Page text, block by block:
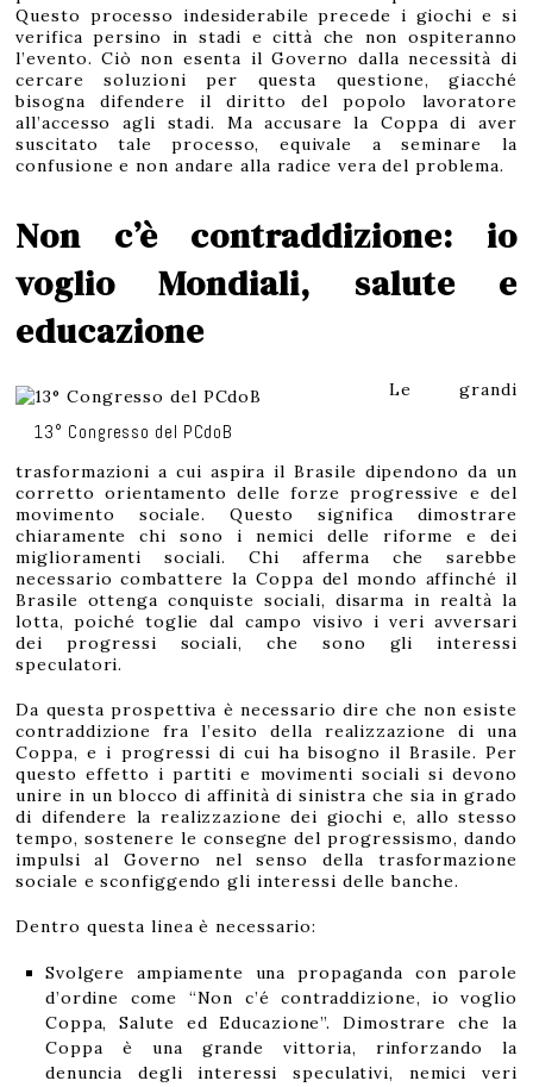
Questo processo indesiderabile precede i giochi e si
verifica persino in stadi e città che non ospiteranno
l’evento. Ciò non esenta il Governo dalla necessità di
cercare soluzioni per questa questione, giacché
bisogna difendere il diritto del popolo lavoratore
all’accesso agli stadi. Ma accusare la Coppa di aver
suscitato tale processo, equivale a seminare la
confusione e non andare alla radice vera del problema.
Non c’è contraddizione: io
voglio Mondiali, salute e
educazione
13° Congresso del PCdoB
Le grandi
trasformazioni a cui aspira il Brasile dipendono da un
corretto orientamento delle forze progressive e del
movimento sociale. Questo significa dimostrare
chiaramente chi sono i nemici delle riforme e dei
miglioramenti sociali. Chi afferma che sarebbe
necessario combattere la Coppa del mondo affinché il
Brasile ottenga conquiste sociali, disarma in realtà la
lotta, poiché toglie dal campo visivo i veri avversari
dei progressi sociali, che sono gli interessi
speculatori.
Da questa prospettiva è necessario dire che non esiste
contraddizione fra l’esito della realizzazione di una
Coppa, e i progressi di cui ha bisogno il Brasile. Per
questo effetto i partiti e movimenti sociali si devono
unire in un blocco di affinità di sinistra che sia in grado
di difendere la realizzazione dei giochi e, allo stesso
tempo, sostenere le consegne del progressismo, dando
impulsi al Governo nel senso della trasformazione
sociale e sconfiggendo gli interessi delle banche.
Dentro questa linea è necessario:
Svolgere ampiamente una propaganda con parole
d’ordine come “Non c’é contraddizione, io voglio
Coppa, Salute ed Educazione”. Dimostrare che la
Coppa è una grande vittoria, rinforzando la
denuncia degli interessi speculativi, nemici veri